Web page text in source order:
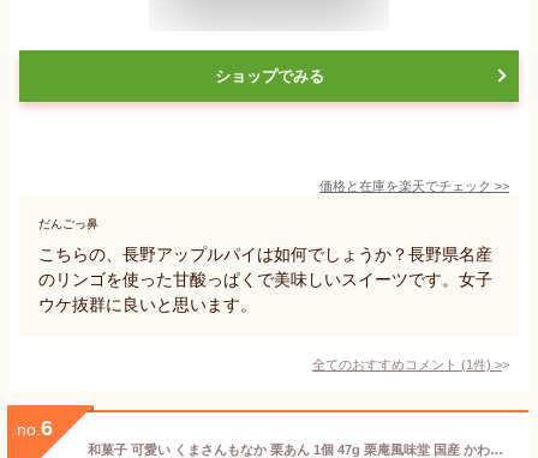
ショップでみる
価格と在庫を楽天でチェック >>
だんごっ鼻
こちらの、長野アップルパイは如何でしょうか？長野県名産
のリンゴを使った甘酸っぱくで美味しいスイーツです。女子
ウケ抜群に良いと思います。
全てのおすすめコメント (1件) >
no. 6
和菓子 可愛い くまさんもなか 栗あん 1個 47g 栗庵風味堂 国産 かわいいお菓子 プチギフト 栗菓子 和菓子 お茶菓子 栗もなか 最中 栗餡もなか お汁粉 常温保存 お菓子 手土産 常温 マロン くり クリ お土産 小布施町 長野県 北信濃